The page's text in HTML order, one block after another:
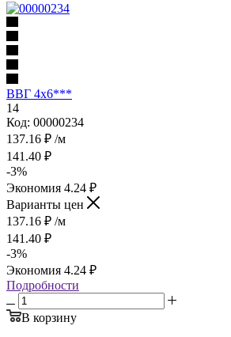
ВВГ 4х6***
14
Код: 00000234
137.16 ₽ /м
141.40 ₽
-3%
Экономия 4.24 ₽
Варианты цен
137.16 ₽ /м
141.40 ₽
-3%
Экономия 4.24 ₽
Подробности
В корзину